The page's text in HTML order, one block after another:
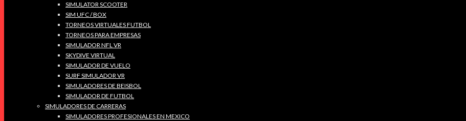
SIMULATOR SCOOTER
SIM UFC / BOX
TORNEOS VIRTUALES FUTBOL
TORNEOS PARA EMPRESAS
SIMULADOR NFL VR
SKYDIVE VIRTUAL
SIMULADOR DE VUELO
SURF SIMULADOR VR
SIMULADORES DE BEISBOL
SIMULADOR DE FUTBOL
SIMULADORES DE CARRERAS
SIMULADORES PROFESIONALES EN MEXICO